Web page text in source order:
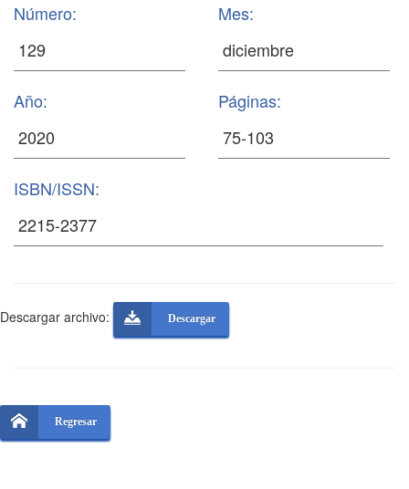
Número: Mes:
Año: Páginas:
ISBN/ISSN:
Descargar archivo: Descargar
Regresar